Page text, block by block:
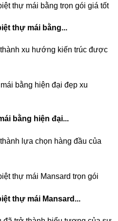
thự mái bằng...
xu hướng kiến trúc được
bằng hiện đại...
lựa chọn hàng đầu của
thự mái Mansard...